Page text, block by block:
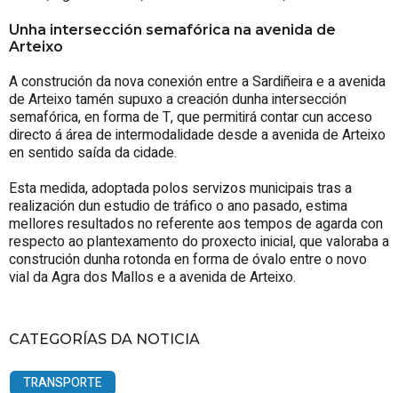
Unha intersección semafórica na avenida de
Arteixo
A construción da nova conexión entre a Sardiñeira e a avenida
de Arteixo tamén supuxo a creación dunha intersección
semafórica, en forma de T, que permitirá contar cun acceso
directo á área de intermodalidade desde a avenida de Arteixo
en sentido saída da cidade.
Esta medida, adoptada polos servizos municipais tras a
realización dun estudio de tráfico o ano pasado, estima
mellores resultados no referente aos tempos de agarda con
respecto ao plantexamento do proxecto inicial, que valoraba a
construción dunha rotonda en forma de óvalo entre o novo
vial da Agra dos Mallos e a avenida de Arteixo.
CATEGORÍAS DA NOTICIA
TRANSPORTE